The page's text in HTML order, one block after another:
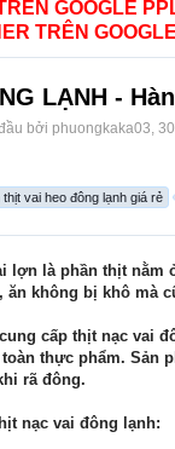
GOOGLE
TRÊN
LẠNH -
bởi phuongkaka03,
thịt vai heo đông lạnh giá rẻ
lợn là phần thịt nằm
ăn không bị khô mà
cấp thịt nạc vai
thực phẩm. Sản
rã đông.
nạc vai đông lạnh: